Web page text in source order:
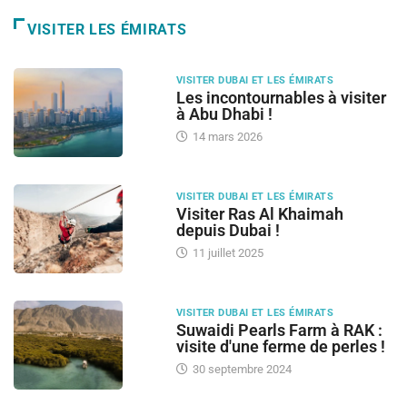
VISITER LES ÉMIRATS
VISITER DUBAI ET LES ÉMIRATS
Les incontournables à visiter
à Abu Dhabi !
14 mars 2026
VISITER DUBAI ET LES ÉMIRATS
Visiter Ras Al Khaimah
depuis Dubai !
11 juillet 2025
VISITER DUBAI ET LES ÉMIRATS
Suwaidi Pearls Farm à RAK :
visite d'une ferme de perles !
30 septembre 2024